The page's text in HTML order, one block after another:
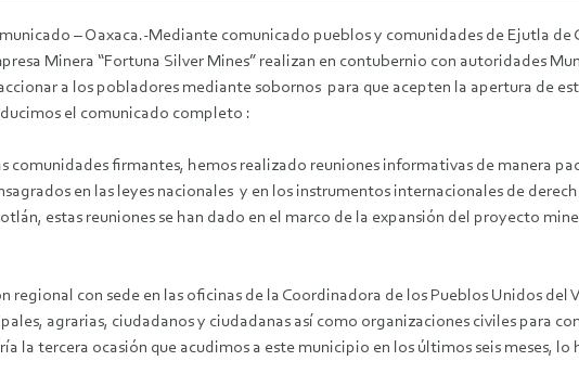
– Oaxaca.-Mediante comunicado pueblos y comunidades de Ejutla de
Minera “Fortuna Silver Mines” realizan en contubernio con autoridades
a los pobladores mediante sobornos para que acepten la apertura de
el comunicado completo :
comunidades firmantes, hemos realizado reuniones informativas de manera
en las leyes nacionales y en los instrumentos internacionales de
estas reuniones se han dado en el marco de la expansión del proyecto
regional con sede en las oficinas de la Coordinadora de los Pueblos Unidos del
agrarias, ciudadanos y ciudadanas así como organizaciones civiles para
la tercera ocasión que acudimos a este municipio en los últimos seis meses,